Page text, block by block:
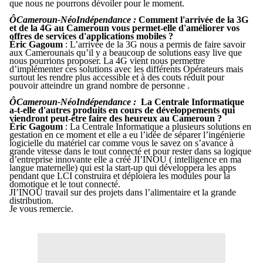
que nous ne pourrons dévoiler pour le moment.
ÔCameroun-NéoIndépendance : Comment l'arrivée de la 3G
et de la 4G au Cameroun vous permet-elle d'améliorer vos
offres de services d'applications mobiles ?
Éric Gagoum : L’arrivée de la 3G nous a permis de faire savoir
aux Camerounais qu’il y a beaucoup de solutions easy live que
nous pourrions proposer. La 4G vient nous permettre
d’implémenter ces solutions avec les différents Opérateurs mais
surtout les rendre plus accessible et à des couts réduit pour
pouvoir atteindre un grand nombre de personne .
ÔCameroun-NéoIndépendance : La Centrale Informatique
a-t-elle d'autres produits en cours de développements qui
viendront peut-être faire des heureux au Cameroun ?
Éric Gagoum : La Centrale Informatique a plusieurs solutions en
gestation en ce moment et elle a eu l’idée de séparer l’ingénierie
logicielle du matériel car comme vous le savez on s’avance à
grande vitesse dans le tout connecté et pour rester dans sa logique
d’entreprise innovante elle a créé JI’INOU ( intelligence en ma
langue maternelle) qui est la start-up qui développera les apps
pendant que LCI construira et déploiera les modules pour la
domotique et le tout connecté.
JI’INOU travail sur des projets dans l’alimentaire et la grande
distribution.
Je vous remercie.